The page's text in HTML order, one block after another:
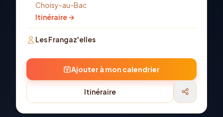
Choisy-au-Bac
Itinéraire →
Les Frangaz'elles
Ajouter à mon calendrier
Itinéraire